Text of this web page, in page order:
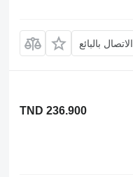
الاتصال بالبائع
TND 236.900